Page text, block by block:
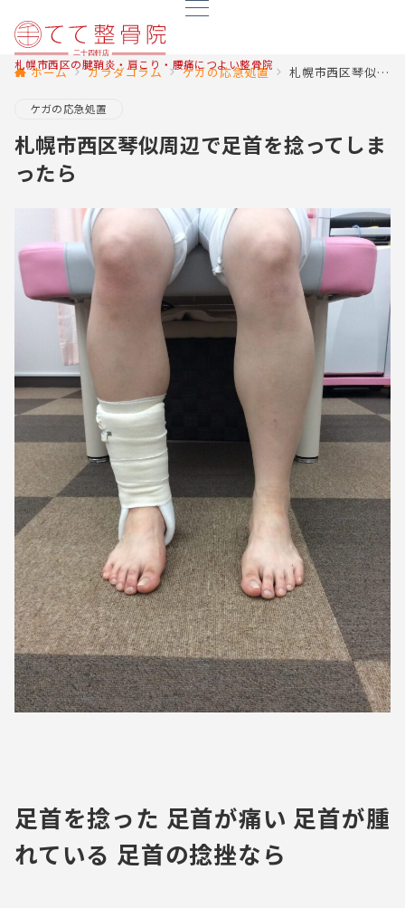
札幌市西区の腱鞘炎・肩こり・腰痛につよい整骨院
ホーム カラダコラム ケガの応急処置 札幌市西区琴似周辺で足首を捻ってしまったら
ケガの応急処置
札幌市西区琴似周辺で足首を捻ってしま
ったら
足首を捻った 足首が痛い 足首が腫
れている 足首の捻挫なら